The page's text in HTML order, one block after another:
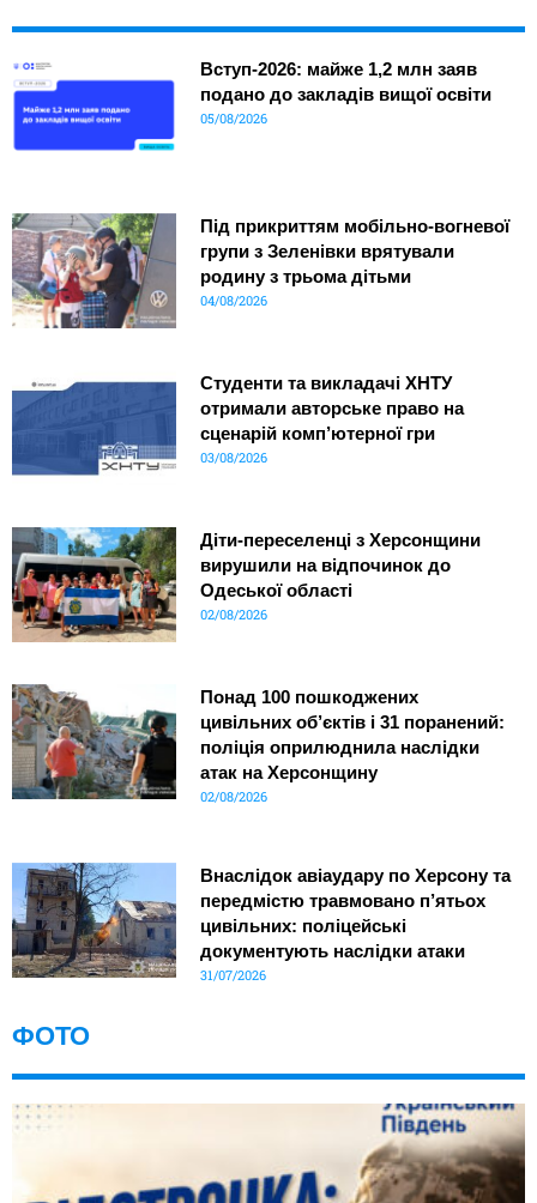
Вступ-2026: майже 1,2 млн заяв
подано до закладів вищої освіти
05/08/2026
Під прикриттям мобільно-вогневої
групи з Зеленівки врятували
родину з трьома дітьми
04/08/2026
Студенти та викладачі ХНТУ
отримали авторське право на
сценарій комп’ютерної гри
03/08/2026
Діти-переселенці з Херсонщини
вирушили на відпочинок до
Одеської області
02/08/2026
Понад 100 пошкоджених
цивільних об’єктів і 31 поранений:
поліція оприлюднила наслідки
атак на Херсонщину
02/08/2026
Внаслідок авіаудару по Херсону та
передмістю травмовано п’ятьох
цивільних: поліцейські
документують наслідки атаки
31/07/2026
ФОТО